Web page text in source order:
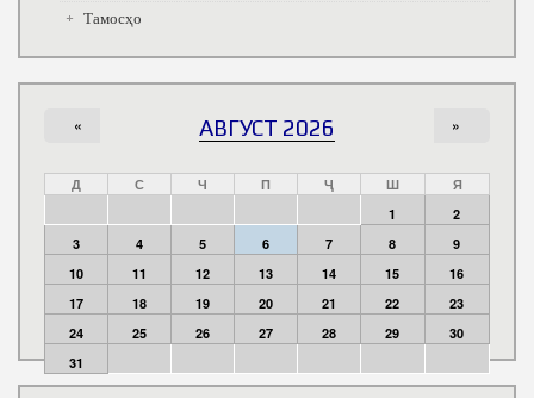
Тамосҳо
АВГУСТ 2026
« »
Д С Ч П Ҷ Ш
Я
1
2
3
4 5 6 7 8
9
10
11 12 13 14 15
16
17
18 19 20 21 22
23
24
25 26 27 28 29
30
31